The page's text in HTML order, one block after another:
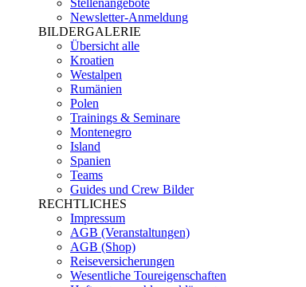
Stellenangebote
Newsletter-Anmeldung
BILDERGALERIE
Übersicht alle
Kroatien
Westalpen
Rumänien
Polen
Trainings & Seminare
Montenegro
Island
Spanien
Teams
Guides und Crew Bilder
RECHTLICHES
Impressum
AGB (Veranstaltungen)
AGB (Shop)
Reiseversicherungen
Wesentliche Toureigenschaften